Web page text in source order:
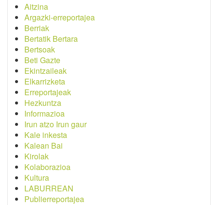
Aitzina
Argazki-erreportajea
Berriak
Bertatik Bertara
Bertsoak
Beti Gazte
Ekintzaileak
Elkarrizketa
Erreportajeak
Hezkuntza
Informazioa
Irun atzo Irun gaur
Kale inkesta
Kalean Bai
Kirolak
Kolaborazioa
Kultura
LABURREAN
Publierreportajea